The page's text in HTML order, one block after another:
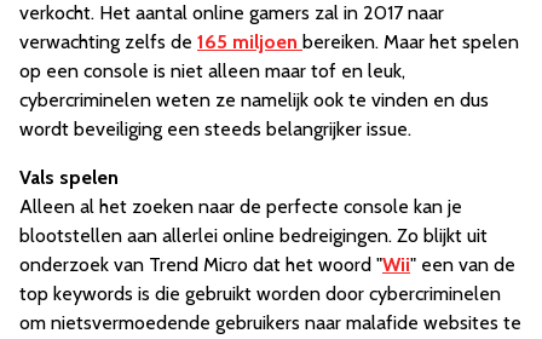
verkocht. Het aantal online gamers zal in 2017 naar
verwachting zelfs de 165 miljoen bereiken. Maar het spelen
op een console is niet alleen maar tof en leuk,
cybercriminelen weten ze namelijk ook te vinden en dus
wordt beveiliging een steeds belangrijker issue.
Vals spelen
Alleen al het zoeken naar de perfecte console kan je
blootstellen aan allerlei online bedreigingen. Zo blijkt uit
onderzoek van Trend Micro dat het woord "Wii" een van de
top keywords is die gebruikt worden door cybercriminelen
om nietsvermoedende gebruikers naar malafide websites te